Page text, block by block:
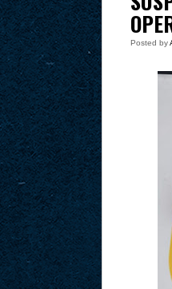
Posted by